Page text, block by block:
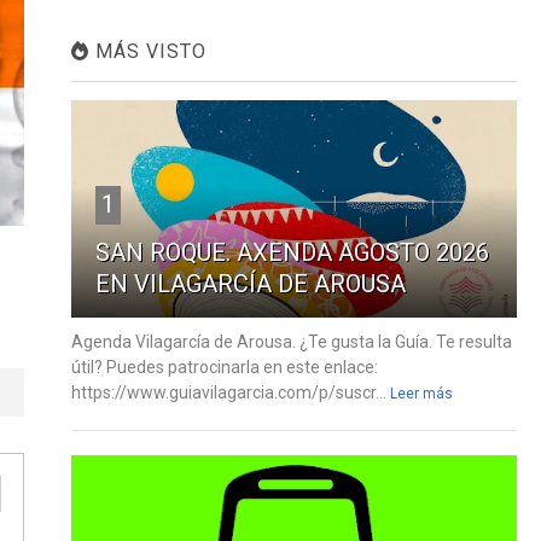
MÁS VISTO
1
SAN ROQUE. AXENDA AGOSTO 2026
EN VILAGARCÍA DE AROUSA
Agenda Vilagarcía de Arousa. ¿Te gusta la Guía. Te resulta
útil? Puedes patrocinarla en este enlace:
https://www.guiavilagarcia.com/p/suscr...
Leer más